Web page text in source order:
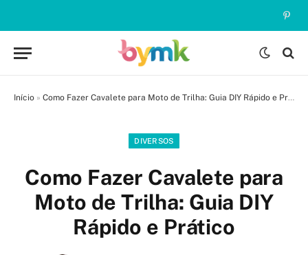
Início » Como Fazer Cavalete para Moto de Trilha: Guia DIY Rápido e Prático
DIVERSOS
Como Fazer Cavalete para
Moto de Trilha: Guia DIY
Rápido e Prático